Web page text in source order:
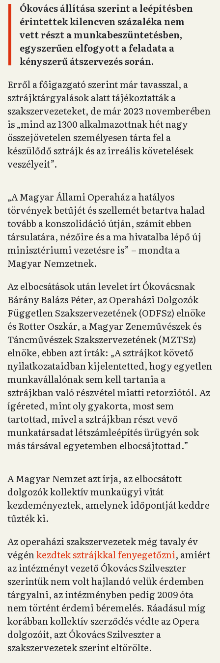
Ókovács állítása szerint a leépítésben
érintettek kilencven százaléka nem
vett részt a munkabeszüntetésben,
egyszerűen elfogyott a feladata a
kényszerű átszervezés során.
Erről a főigazgató szerint már tavasszal, a
sztrájktárgyalások alatt tájékoztatták a
szakszervezeteket, de már 2023 novemberében
is „mind az 1300 alkalmazottnak hét nagy
összejövetelen személyesen tárta fel a
készülődő sztrájk és az irreális követelések
veszélyeit”.
„A Magyar Állami Operaház a hatályos
törvények betűjét és szellemét betartva halad
tovább a konszolidáció útján, számít ebben
társulatára, nézőire és a ma hivatalba lépő új
minisztériumi vezetésre is” – mondta a
Magyar Nemzetnek.
Az elbocsátások után levelet írt Ókovácsnak
Bárány Balázs Péter, az Operaházi Dolgozók
Független Szakszervezetének (ODFSz) elnöke
és Rotter Oszkár, a Magyar Zeneművészek és
Táncművészek Szakszervezetének (MZTSz)
elnöke, ebben azt írták: „A sztrájkot követő
nyilatkozataidban kijelentetted, hogy egyetlen
munkavállalónak sem kell tartania a
sztrájkban való részvétel miatti retorziótól. Az
ígéreted, mint oly gyakorta, most sem
tartottad, mivel a sztrájkban részt vevő
munkatársadat létszámleépítés ürügyén sok
más társával egyetemben elbocsájtottad.”
A Magyar Nemzet azt írja, az elbocsátott
dolgozók kollektív munkaügyi vitát
kezdeményeztek, amelynek időpontját keddre
tűzték ki.
Az operaházi szakszervezetek még tavaly év
végénkezdtek sztrájkkal fenyegetőzni, amiért
az intézményt vezető Ókovács Szilveszter
szerintük nem volt hajlandó velük érdemben
tárgyalni, az intézményben pedig 2009 óta
nem történt érdemi béremelés. Ráadásul míg
korábban kollektív szerződés védte az Opera
dolgozóit, azt Ókovács Szilveszter a
szakszervezetek szerint eltörölte.